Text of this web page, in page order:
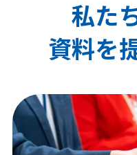
私た
資料を